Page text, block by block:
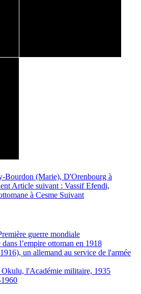
Bourdon (Marie), D'Orenbourg à
Article suivant : Vassif Efendi,
à Cesme Suivant
guerre mondiale
dans l’empire ottoman en 1918
un allemand au service de l'armée
l'Académie militaire, 1935